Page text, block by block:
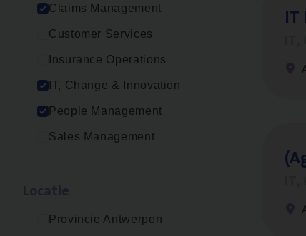
Claims Management
Customer Services
Insurance Operations
IT, Change & Innovation
People Management
Sales Management
Provincie Antwerpen
IT